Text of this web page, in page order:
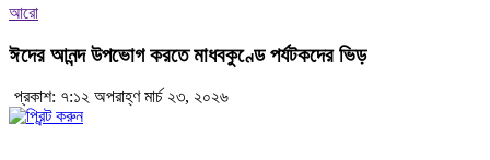
আরো
‎ঈদের আনন্দ উপভোগ করতে মাধবকুণ্ডে পর্যটকদের ভিড় ‎
প্রকাশ: ৭:১২ অপরাহ্ণ মার্চ ২৩, ২০২৬